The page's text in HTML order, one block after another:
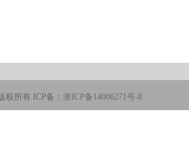
权所有 ICP备： 浙ICP备14006271号-8